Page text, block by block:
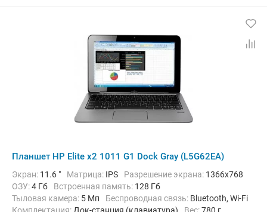
Планшет HP Elite x2 1011 G1 Dock Gray (L5G62EA)
Экран: 11.6 " Матрица: IPS Разрешение экрана: 1366x768
ОЗУ:4 Гб Встроенная память: 128 Гб
Тыловая камера: 5 Мп Беспроводная связь: Bluetooth, Wi-Fi